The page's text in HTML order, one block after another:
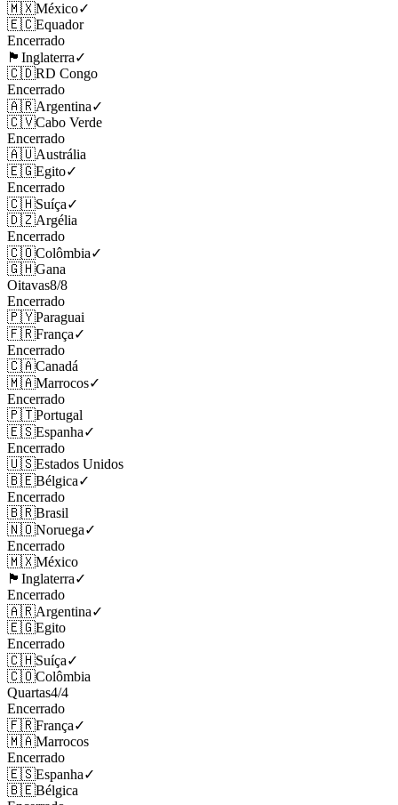
🇲🇽México✓
🇪🇨Equador
Encerrado
🏴󠁧󠁢󠁥󠁮󠁧󠁿 Inglaterra✓
🇨🇩RD Congo
Encerrado
🇦🇷Argentina✓
🇨🇻Cabo Verde
Encerrado
🇦🇺Austrália
🇪🇬Egito✓
Encerrado
🇨🇭Suíça✓
🇩🇿Argélia
Encerrado
🇨🇴Colômbia✓
🇬🇭Gana
Oitavas8/8
Encerrado
🇵🇾Paraguai
🇫🇷França✓
Encerrado
🇨🇦Canadá
🇲🇦Marrocos✓
Encerrado
🇵🇹Portugal
🇪🇸Espanha✓
Encerrado
🇺🇸Estados Unidos
🇧🇪Bélgica✓
Encerrado
🇧🇷Brasil
🇳🇴Noruega✓
Encerrado
🇲🇽México
🏴󠁧󠁢󠁥󠁮󠁧󠁿 Inglaterra✓
Encerrado
🇦🇷Argentina✓
🇪🇬Egito
Encerrado
🇨🇭Suíça✓
🇨🇴Colômbia
Quartas4/4
Encerrado
🇫🇷França✓
🇲🇦Marrocos
Encerrado
🇪🇸Espanha✓
🇧🇪Bélgica